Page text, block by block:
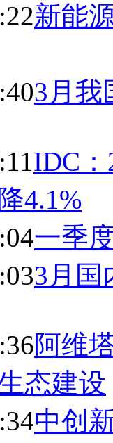
新能
3月我
IDC
4.1%
一季
3月国
阿维
态建设
中创